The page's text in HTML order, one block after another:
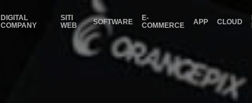
DIGITAL
COMPANY
SITI
WEB
SOFTWARE
E-
COMMERCE
APP CLOUD